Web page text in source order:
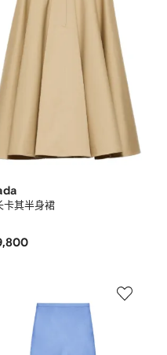
卡其半身裙